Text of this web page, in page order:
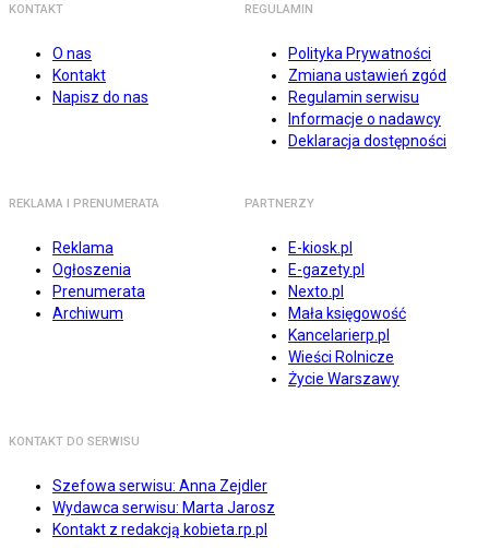
KONTAKT
O nas
Kontakt
Napisz do nas
REGULAMIN
Polityka Prywatności
Zmiana ustawień zgód
Regulamin serwisu
Informacje o nadawcy
Deklaracja dostępności
REKLAMA I PRENUMERATA
Reklama
Ogłoszenia
Prenumerata
Archiwum
PARTNERZY
E-kiosk.pl
E-gazety.pl
Nexto.pl
Mała księgowość
Kancelarierp.pl
Wieści Rolnicze
Życie Warszawy
KONTAKT DO SERWISU
Szefowa serwisu: Anna Zejdler
Wydawca serwisu: Marta Jarosz
Kontakt z redakcją kobieta.rp.pl